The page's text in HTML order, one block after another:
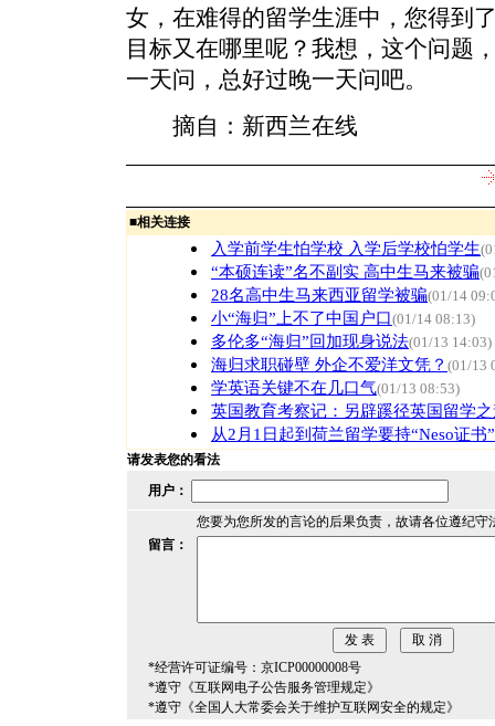
女，在难得的留学生涯中，您得到
目标又在哪里呢？我想，这个问题
一天问，总好过晚一天问吧。
摘自：新西兰在线
■相关连接
入学前学生怕学校 入学后学校怕学生
“本硕连读”名不副实 高中生马来被骗
28名高中生马来西亚留学被骗(01/14
小“海归”上不了中国户口(01/14 08:13)
多伦多“海归”回加现身说法(01/13 14:03)
海归求职碰壁 外企不爱洋文凭？ (01/13
学英语关键不在几口气(01/13 08:53)
英国教育考察记：另辟蹊径英国留学
从2月1日起到荷兰留学要持“Neso证书”
请发表您的看法
用户：
您要为您所发的言论的后果负责，故请各位遵纪守
留言：
*经营许可证编号：京ICP00000008号
*遵守《互联网电子公告服务管理规定》
*遵守《全国人大常委会关于维护互联网安全的规定》